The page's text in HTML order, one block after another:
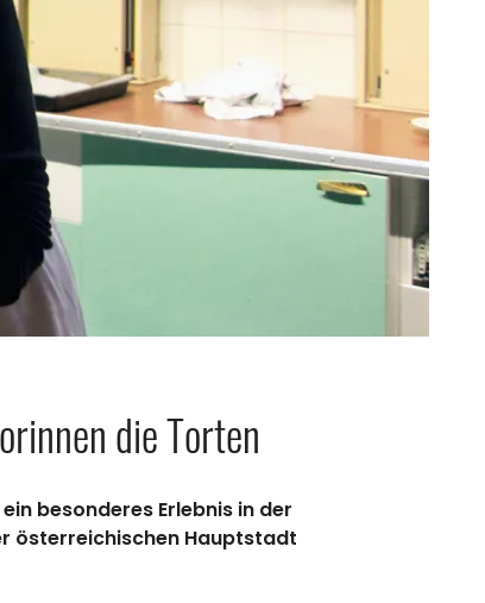
die Torten
besonderes Erlebnis in der
österreichischen Hauptstadt